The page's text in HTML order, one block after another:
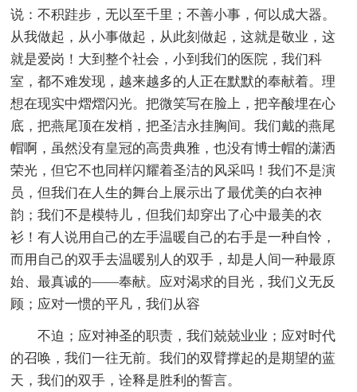
说：不积跬步，无以至千里；不善小事，何以成大器。
从我做起，从小事做起，从此刻做起，这就是敬业，这
就是爱岗！大到整个社会，小到我们的医院，我们科
室，都不难发现，越来越多的人正在默默的奉献着。理
想在现实中熠熠闪光。把微笑写在脸上，把辛酸埋在心
底，把燕尾顶在发梢，把圣洁永挂胸间。我们戴的燕尾
帽啊，虽然没有皇冠的高贵典雅，也没有博士帽的潇洒
荣光，但它不也同样闪耀着圣洁的风采吗！我们不是演
员，但我们在人生的舞台上展示出了最优美的白衣神
韵；我们不是模特儿，但我们却穿出了心中最美的衣
衫！有人说用自己的左手温暖自己的右手是一种自怜，
而用自己的双手去温暖别人的双手，却是人间一种最原
始、最真诚的――奉献。应对渴求的目光，我们义无反
顾；应对一惯的平凡，我们从容
不迫；应对神圣的职责，我们兢兢业业；应对时代
的召唤，我们一往无前。我们的双臂撑起的是期望的蓝
天，我们的双手，诠释是胜利的誓言。